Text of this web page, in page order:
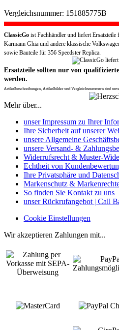
Vergleichsnummer: 151885775B
ClassicGo ist Fachhändler und liefert
Karmann Ghia und andere klassische
sowie Bauteile für 356 Speedster Replica.
Ersatzteile sollten nur von
werden.
Artikelbeschreibungen, Artikelbilder und Vergleichsnummern sind
Mehr über...
unser Impressum zu Ihrer
Ihre Sicherheit auf unserer
unsere Allgemeine
unsere Versand- &
Widerrufsrecht & Muster-
Echtheit von
Ihre Privatsphäre und
Markenschutz &
So finden Sie Kontakt zu uns
unser Rückrufangebot | Call
Cookie Einstellungen
Wir akzeptieren Zahlungen mit...